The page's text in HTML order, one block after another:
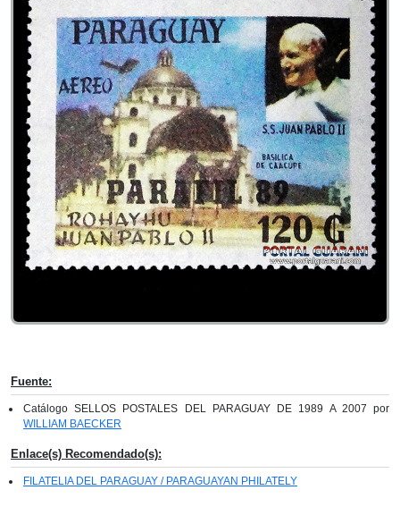
Fuente:
Catálogo SELLOS POSTALES DEL PARAGUAY DE 1989 A 2007 por
WILLIAM BAECKER
Enlace(s) Recomendado(s):
FILATELIA DEL PARAGUAY / PARAGUAYAN PHILATELY